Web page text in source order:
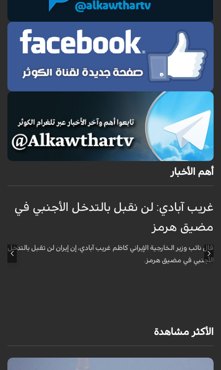
أهم الأخبار
غريب آبادي: لن نقبل بالتدخل الأجنبي في
مضيق هرمز
قال نائب وزير الخارجية الإيراني كاظم غريب آبادي، إن إيران لن تقبل بالتدخل
الأجنبي في مضيق هرمز.
الأكثر مشاهدة